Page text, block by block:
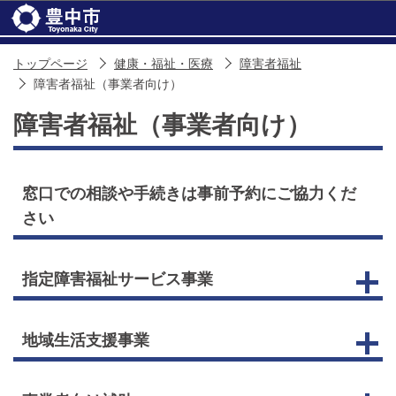
トップページ 健康・福祉・医療
障害者福祉
障害者福祉（事業者向け）
障害者福祉（事業者向け）
窓口での相談や手続きは事前予約にご協力くだ
さい
指定障害福祉サービス事業
地域生活支援事業